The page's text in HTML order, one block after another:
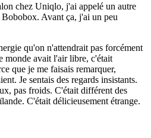
chez Uniqlo, j'ai appelé un autre
Avant ça, j'ai un peu
qu'on n'attendrait pas forcément
monde avait l'air libre, c'était
que je me faisais remarquer,
Je sentais des regards insistants.
pas froids. C'était différent des
C'était délicieusement étrange.